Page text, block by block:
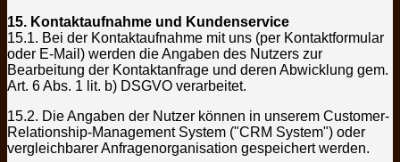
15. Kontaktaufnahme und Kundenservice
15.1. Bei der Kontaktaufnahme mit uns (per Kontaktformular
oder E-Mail) werden die Angaben des Nutzers zur
Bearbeitung der Kontaktanfrage und deren Abwicklung gem.
Art. 6 Abs. 1 lit. b) DSGVO verarbeitet.
15.2. Die Angaben der Nutzer können in unserem Customer-
Relationship-Management System ("CRM System") oder
vergleichbarer Anfragenorganisation gespeichert werden.